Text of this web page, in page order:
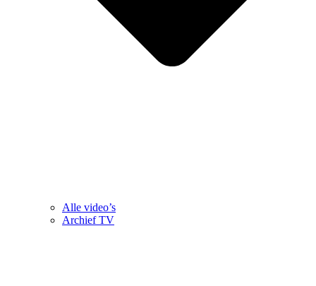
Alle video’s
Archief TV